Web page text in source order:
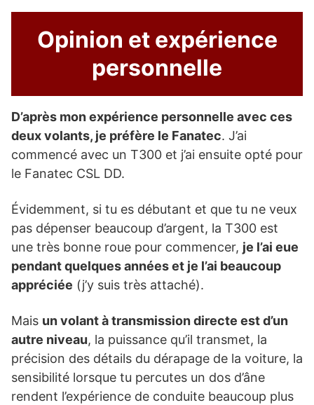
Opinion et expérience
personnelle
D’après mon expérience personnelle avec ces
deux volants, je préfère le Fanatec. J’ai
commencé avec un T300 et j’ai ensuite opté pour
le Fanatec CSL DD.
Évidemment, si tu es débutant et que tu ne veux
pas dépenser beaucoup d’argent, la T300 est
une très bonne roue pour commencer, je l’ai eue
pendant quelques années et je l’ai beaucoup
appréciée (j’y suis très attaché).
Mais un volant à transmission directe est d’un
autre niveau, la puissance qu’il transmet, la
précision des détails du dérapage de la voiture, la
sensibilité lorsque tu percutes un dos d’âne
rendent l’expérience de conduite beaucoup plus